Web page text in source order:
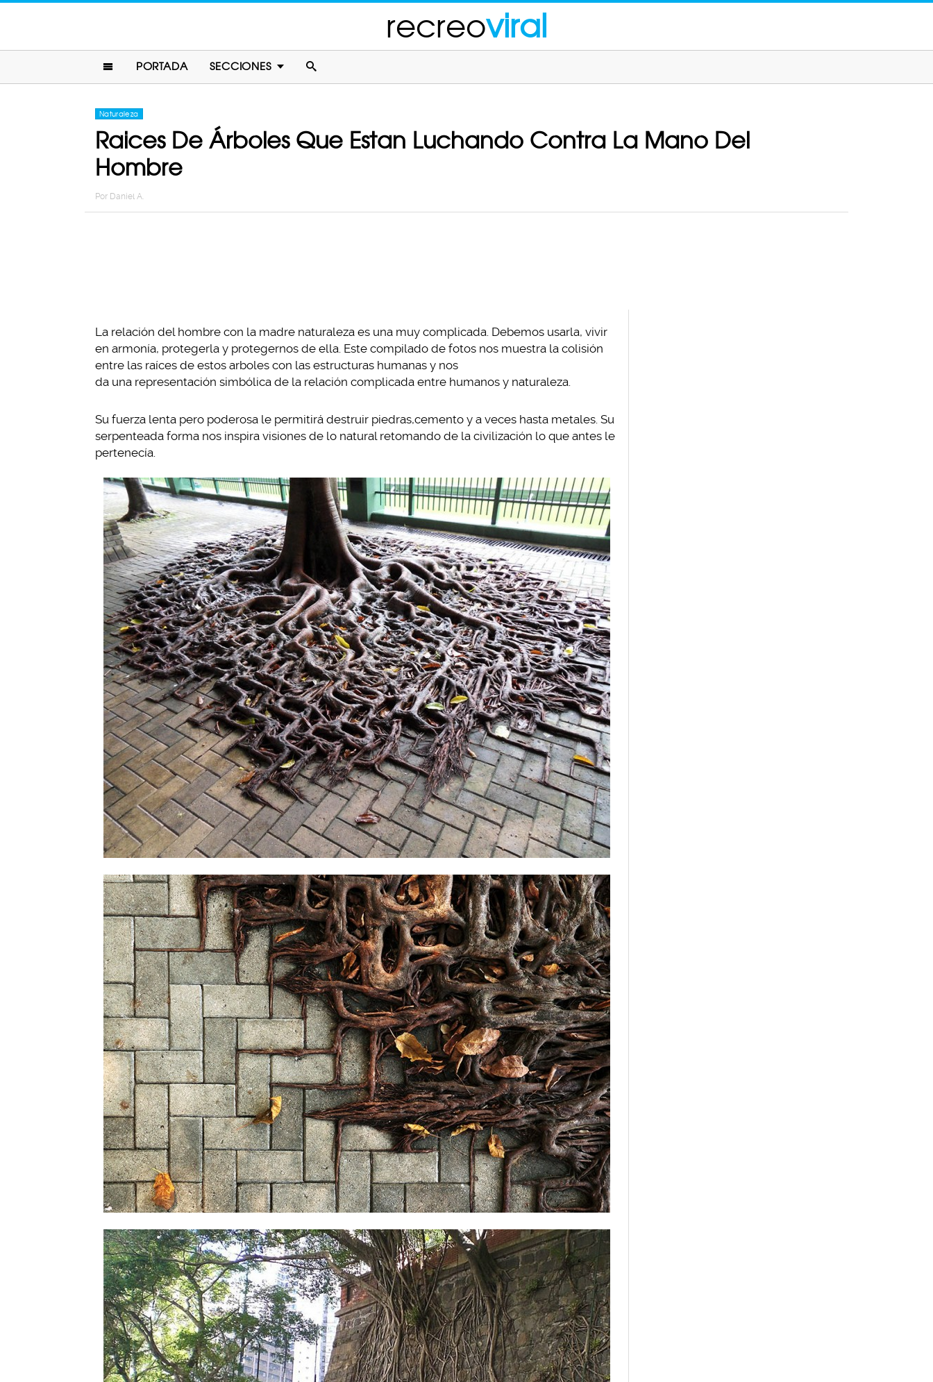
recreoviral
PORTADA SECCIONES
Naturaleza
Raices De Árboles Que Estan Luchando Contra La Mano Del
Hombre
Por Daniel A.
La relación del hombre con la madre naturaleza es una muy complicada. Debemos usarla, vivir
en armonía, protegerla y protegernos de ella. Este compilado de fotos nos muestra la colisión
entre las raíces de estos arboles con las estructuras humanas y nos
da una representación simbólica de la relación complicada entre humanos y naturaleza.
Su fuerza lenta pero poderosa le permitirá destruir piedras,cemento y a veces hasta metales. Su
serpenteada forma nos inspira visiones de lo natural retomando de la civilización lo que antes le
pertenecía.